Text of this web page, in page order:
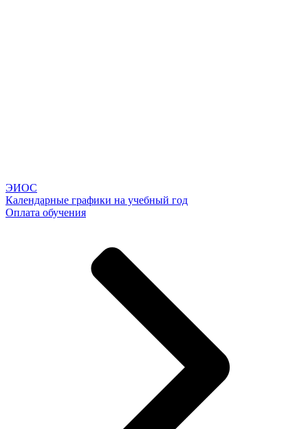
ЭИОС
Календарные графики на учебный год
Оплата обучения